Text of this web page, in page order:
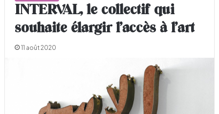
INTERVAL, le collectif qui
souhaite élargir l’accès à l’art
11 août 2020